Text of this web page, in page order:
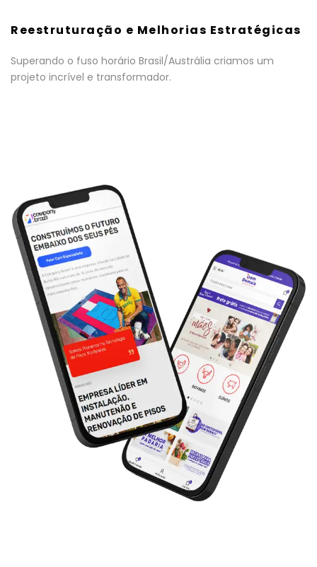
Reestruturação e Melhorias Estratégicas
Superando o fuso horário Brasil/Austrália criamos um
projeto incrível e transformador.